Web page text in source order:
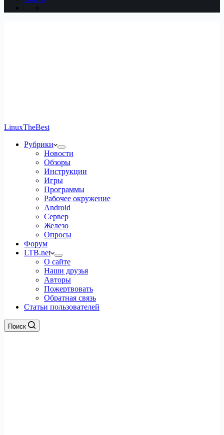
LinuxTheBest
Рубрики
Новости
Обзоры
Инструкции
Игры
Программы
Рабочее окружение
Android
Сервер
Железо
Опросы
Форум
LTB.net
О сайте
Наши друзья
Авторы
Пожертвовать
Обратная связь
Статьи пользователей
Поиск